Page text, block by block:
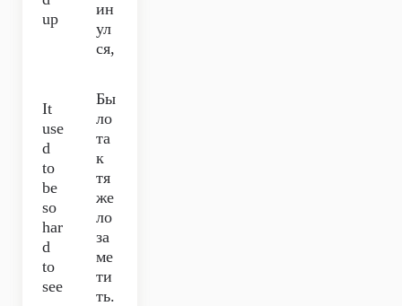
up
ин
ул
ся,
It
use
d
to
be
so
har
d
to
see
Бы
ло
та
к
тя
же
ло
за
ме
ти
ть.